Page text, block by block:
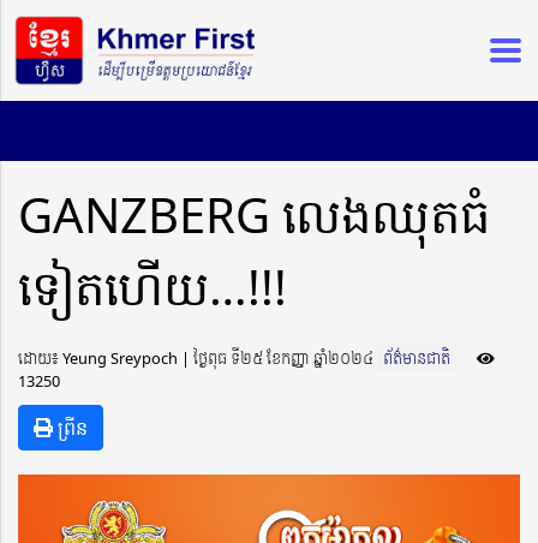
GANZBERG លេងឈុតធំ
ទៀតហើយ…!!!
ដោយ៖ Yeung Sreypoch ​​ | ថ្ងៃពុធ ទី២៥ ខែកញ្ញា ឆ្នាំ២០២៤ ព័ត៌មានជាតិ
13250
ព្រីន